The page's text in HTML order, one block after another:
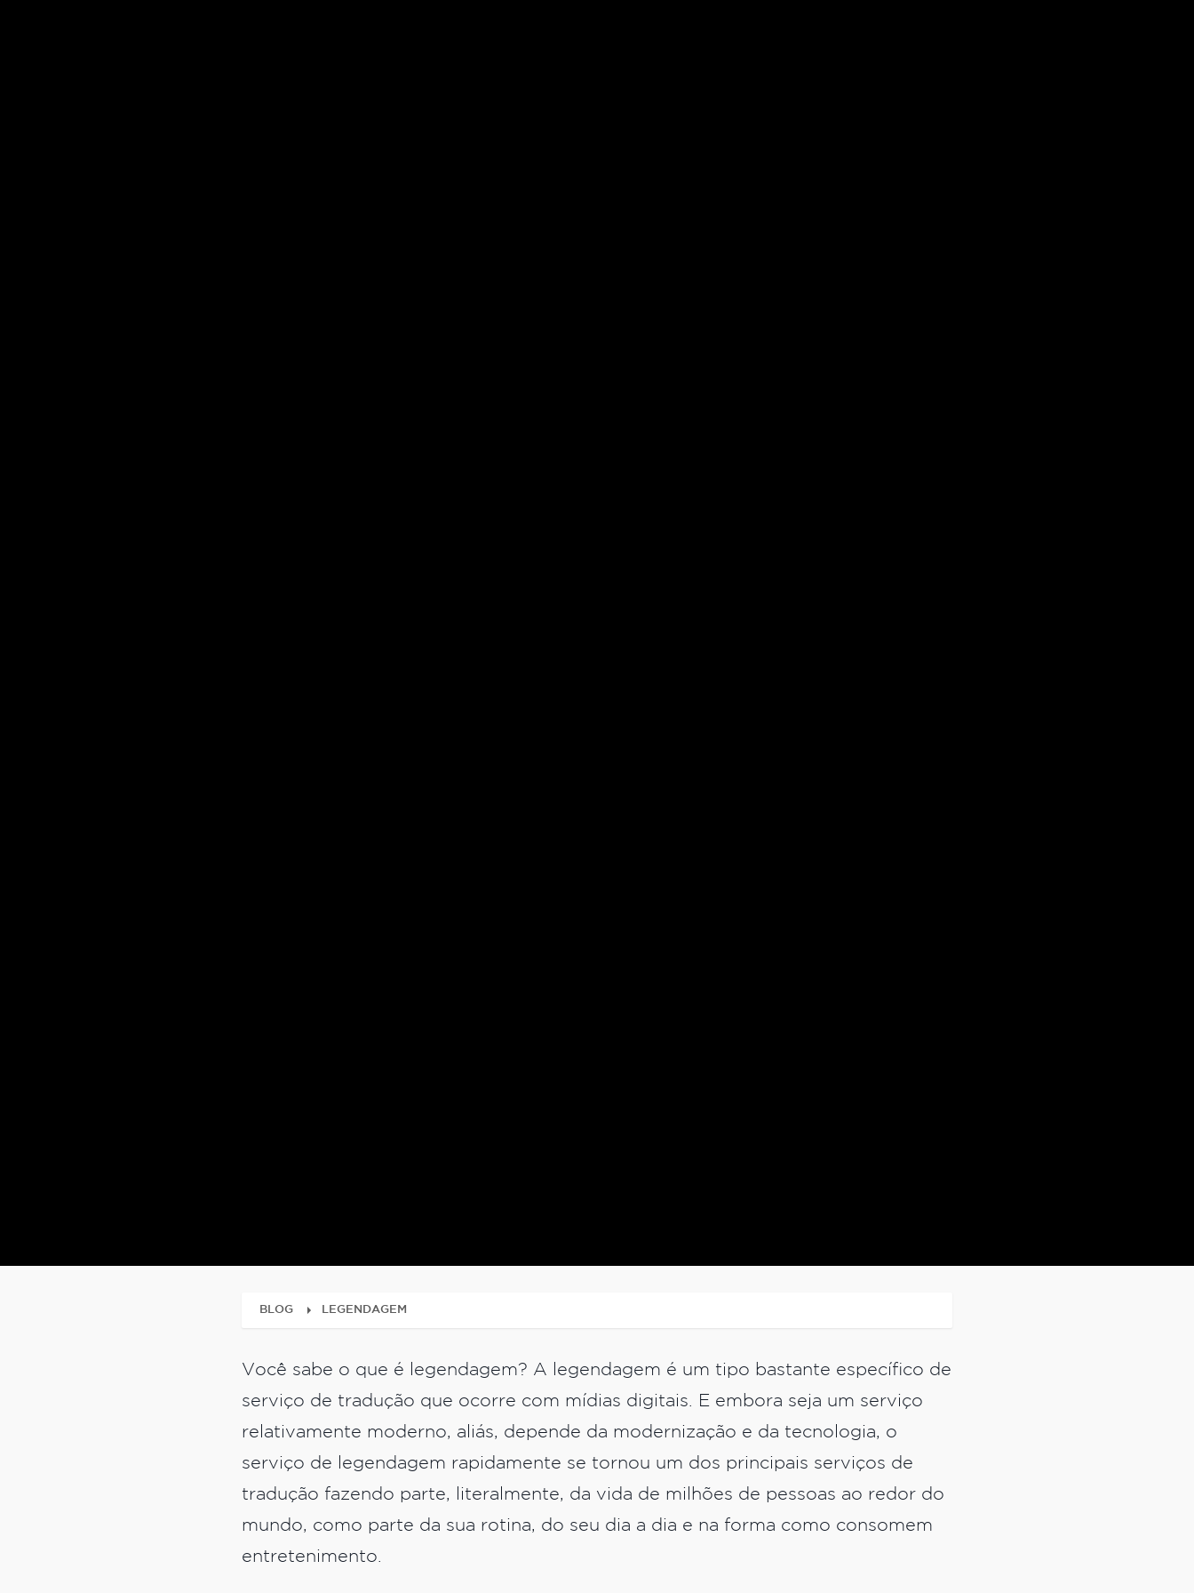
BLOG LEGENDAGEM
Você sabe o que é legendagem? A legendagem é um tipo bastante específico de
serviço de tradução que ocorre com mídias digitais. E embora seja um serviço
relativamente moderno, aliás, depende da modernização e da tecnologia, o
serviço de legendagem rapidamente se tornou um dos principais serviços de
tradução fazendo parte, literalmente, da vida de milhões de pessoas ao redor do
mundo, como parte da sua rotina, do seu dia a dia e na forma como consomem
entretenimento.